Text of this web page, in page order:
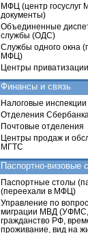
МФЦ (центр госуслуг
документы)
Объединенные
службы (ОДС)
Службы одного окна
МФЦ)
Центры приватизации
Финансы и связь
Налоговые инспекции
Отделения
Почтовые отделения
Центры продаж и
МГТС
Паспортно-визовые
Паспортные столы
(переехали в МФЦ)
Управление по
миграции МВД (УФМС,
гражданство РФ,
проживание, вид на